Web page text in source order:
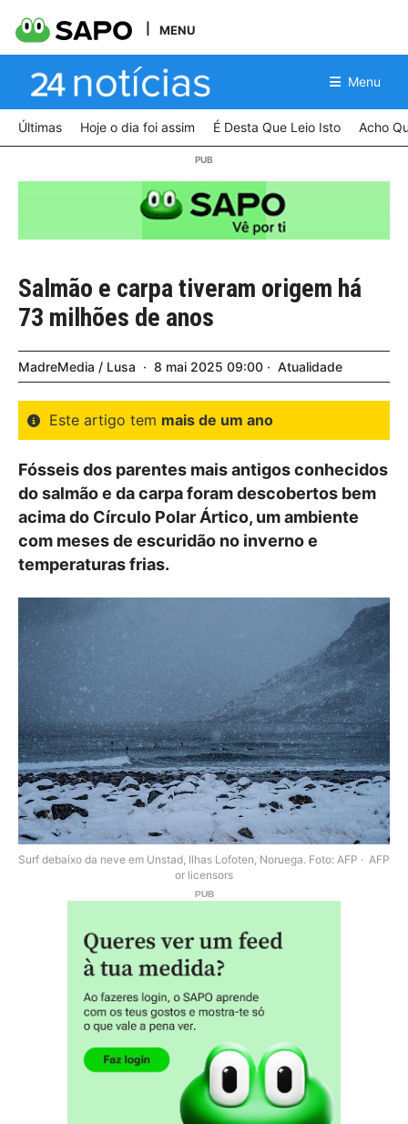
MENU
Menu
Últimas Hoje o dia foi assim É Desta Que Leio Isto Acho
Salmão e carpa tiveram origem há
73 milhões de anos
MadreMedia / Lusa 8 mai 2025 09:00 Atualidade
Este artigo tem mais de um ano
Fósseis dos parentes mais antigos conhecidos
do salmão e da carpa foram descobertos bem
acima do Círculo Polar Ártico, um ambiente
com meses de escuridão no inverno e
temperaturas frias.
Surf debaixo da neve em Unstad, Ilhas Lofoten, Noruega. Foto: AFP
AFP
or licensors